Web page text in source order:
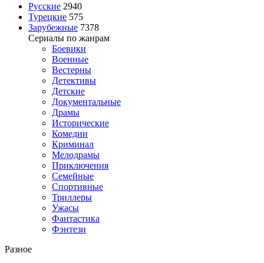
Русские 2940
Турецкие 575
Зарубежные 7378
Сериалы по жанрам
Боевики
Военные
Вестерны
Детективы
Детские
Документальные
Драмы
Исторические
Комедии
Криминал
Мелодрамы
Приключения
Семейные
Спортивные
Триллеры
Ужасы
Фантастика
Фэнтези
Разное